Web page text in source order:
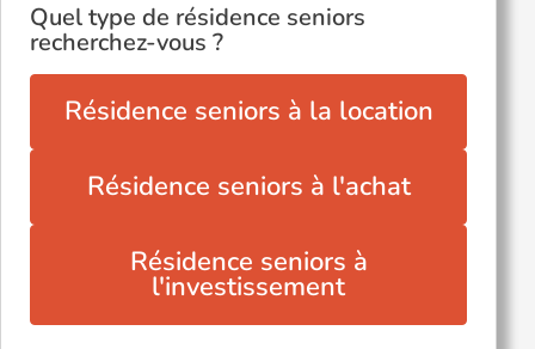
Quel type de résidence seniors
recherchez-vous ?
Résidence seniors à la location
Résidence seniors à l'achat
Résidence seniors à
l'investissement